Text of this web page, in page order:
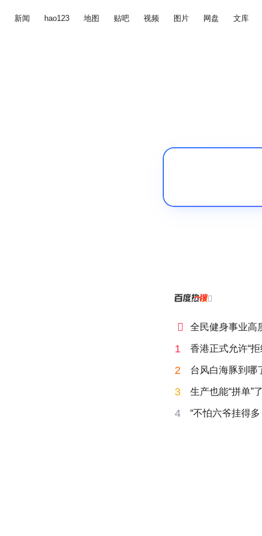
新闻 hao123 地图 贴吧 视频 图片 网盘 文库

 全民健身事业高
1 香港正式允许“拒
2 台风白海豚到哪
3 生产也能“拼单”了
4 “不怕六爷挂得